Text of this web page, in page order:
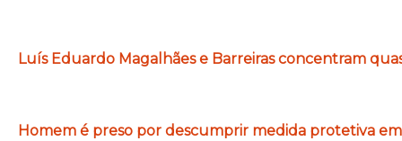
Luís Eduardo Magalhães e Barreiras concentram
Homem é preso por descumprir medida protetiva